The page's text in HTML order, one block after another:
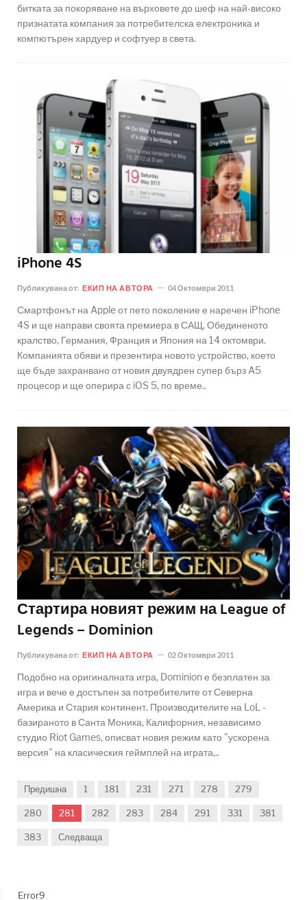
битката за покоряване на върховете до шеф на най-високо
признатата компания за потребителска електроника и
компютърен хардуер и софтуер в света.
iPhone 4S
Публикувана от: ЕКИП НА АВТОРА 04 Октомври 2011
Смартфонът на Apple от пето поколение е наречен iPhone
4S и ще направи своята премиера в САЩ, Обединеното
кралство, Германия, Франция и Япония на 14 октомври.
Компанията обяви и презентира новото устройство, което
ще бъде захранвано от новия двуядрен супер бърз A5
процесор и ще оперира с iOS 5, по време..
Стартира новият режим на League of
Legends – Dominion
Публикувана от: ЕКИП НА АВТОРА 02 Октомври 2011
Подобно на оригиналната игра, Dominion е безплатен за
игра и вече е достъпен за потребителите от Северна
Америка и Стария континент. Производителите на LoL -
базираното в Санта Моника, Калифорния, независимо
студио Riot Games, описват новия режим като "ускорена
версия" на класическия геймплей на играта,..
Предишна 1 181 231 271 278 279
280 281 282 283 284 291 331 381
383 Следваща
Error9